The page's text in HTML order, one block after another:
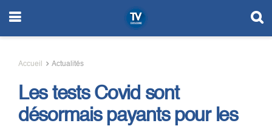
Accueil Actualités
Les tests Covid sont
désormais payants pour les